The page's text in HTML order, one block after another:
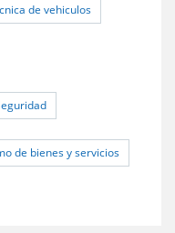
de vehiculos
de bienes y servicios